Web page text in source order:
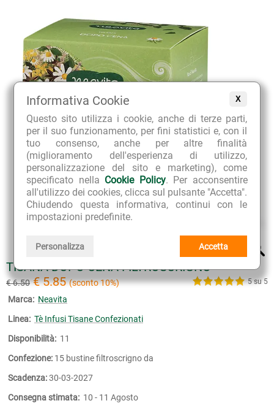
X
Informativa Cookie
Questo sito utilizza i cookie, anche di terze parti,
per il suo funzionamento, per fini statistici e, con il
tuo consenso, anche per altre finalità
(miglioramento dell'esperienza di utilizzo,
personalizzazione del sito e marketing), come
specificato nella Cookie Policy. Per acconsentire
all'utilizzo dei cookies, clicca sul pulsante "Accetta".
Chiudendo questa informativa, continui con le
impostazioni predefinite.
Personalizza Accetta
TISANA DOPO CENA FILTROSCRIGNO
€ 6.50 € 5.85(sconto 10%) 5 su 5
Marca: Neavita
Linea: Tè Infusi Tisane Confezionati
Disponibilità: 11
Confezione: 15 bustine filtroscrigno da
Scadenza:30-03-2027
Consegna stimata: 10 - 11 Agosto